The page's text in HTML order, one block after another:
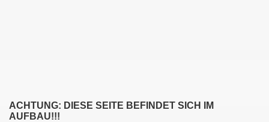
ACHTUNG: DIESE SEITE BEFINDET SICH IM
AUFBAU!!!